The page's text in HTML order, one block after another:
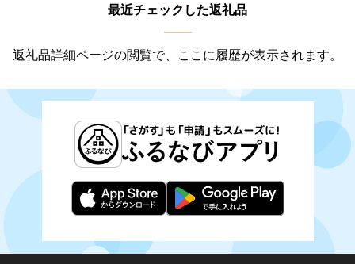
最近チェックした返礼品
返礼品詳細ページの閲覧で、ここに履歴が表示されます。